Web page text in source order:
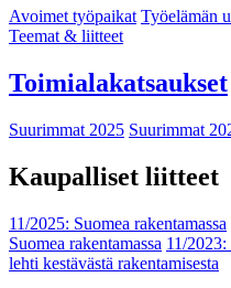
Avoimet työpaikat Työelämän
Teemat & liitteet
Toimialakatsaukset
Suurimmat 2025 Suurimmat
Kaupalliset liitteet
11/2025: Suomea rakentamassa
Suomea rakentamassa 11/
lehti kestävästä rakentamisesta